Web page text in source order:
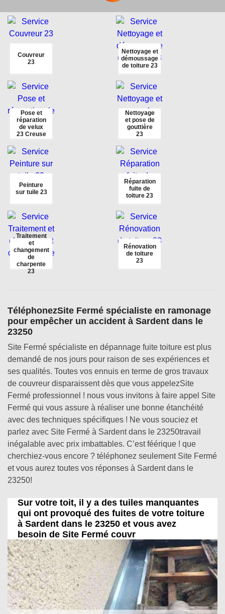
Couvreur
23
Nettoyage et
démoussage
de toiture 23
Pose et
réparation
de velux
23 Creuse
Nettoyage
et pose de
gouttière
23
Peinture
sur tuile 23
Réparation
fuite de
toiture 23
Traitement
et
changement
de
charpente
23
Rénovation
de toiture
23
TéléphonezSite Fermé spécialiste en ramonage
pour empêcher un accident à Sardent dans le
23250
Site Fermé spécialiste en dépannage fuite toiture est plus
demandé de nos jours pour raison de ses expériences et
ses qualités. Toutes vos ennuis en terme de gros travaux
de couvreur disparaissent dès que vous appelezSite
Fermé professionnel ! nous vous invitons à faire appel Site
Fermé qui vous assure à réaliser une bonne étanchéité
avec des techniques spécifiques ! Ne vous souciez et
parlez avec Site Fermé à Sardent dans le 23250travail
inégalable avec prix imbattables. C’est féérique ! que
cherchiez-vous encore ? téléphonez seulement Site Fermé
et vous aurez toutes vos réponses à Sardent dans le
23250!
Sur votre toit, il y a des tuiles manquantes
qui ont provoqué des fuites de votre toiture
à Sardent dans le 23250 et vous avez
besoin de Site Fermé couvr